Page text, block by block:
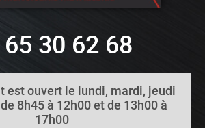
30 62 68
est ouvert le lundi, mardi, jeudi
8h45 à 12h00 et de 13h00 à
17h00